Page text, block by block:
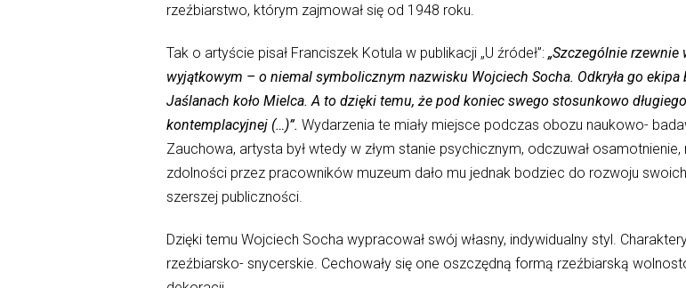
rzeźbiarstwo, którym zajmował się od 1948 roku.
Tak o artyście pisał Franciszek Kotula w publikacji „U źródeł”: „Szczególnie
wyjątkowym – o niemal symbolicznym nazwisku Wojciech Socha. Odkryła go
Jaślanach koło Mielca. A to dzięki temu, że pod koniec swego stosunkowo
kontemplacyjnej (…)”. Wydarzenia te miały miejsce podczas obozu naukowo-
Zauchowa, artysta był wtedy w złym stanie psychicznym, odczuwał
zdolności przez pracowników muzeum dało mu jednak bodziec do rozwoju
szerszej publiczności.
Dzięki temu Wojciech Socha wypracował swój własny, indywidualny styl.
rzeźbiarsko- snycerskie. Cechowały się one oszczędną formą rzeźbiarską